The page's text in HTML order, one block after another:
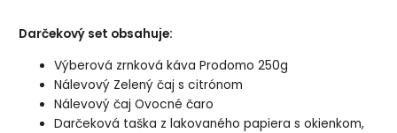
Darčekový set obsahuje:
Výberová zrnková káva Prodomo 250g
Nálevový Zelený čaj s citrónom
Nálevový čaj Ovocné čaro
Darčeková taška z lakovaného papiera s okienkom,